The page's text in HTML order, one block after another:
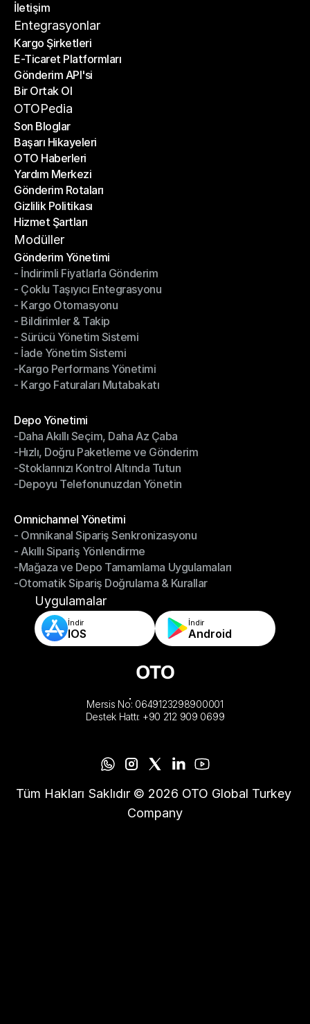
Fiyat Hesaplayıcı
İletişim
İletişim
Entegrasyonlar
Kargo Şirketleri
Kargo Şirketleri
E-Ticaret Platformları
E-Ticaret Platformları
Gönderim API'si
Gönderim API'si
Bir Ortak Ol
Bir Ortak Ol
OTOPedia
Son Bloglar
Son Bloglar
Başarı Hikayeleri
Başarı Hikayeleri
OTO Haberleri
OTO Haberleri
Yardım Merkezi
Yardım Merkezi
Gönderim Rotaları
Gönderim Rotaları
Gizlilik Politikası
Gizlilik Politikası
Hizmet Şartları
Hizmet Şartları
Modüller
Gönderim Yönetimi
Gönderim Yönetimi
- İndirimli Fiyatlarla Gönderim
- İndirimli Fiyatlarla Gönderim
- Çoklu Taşıyıcı Entegrasyonu
- Çoklu Taşıyıcı Entegrasyonu
- Kargo Otomasyonu
- Kargo Otomasyonu
- Bildirimler & Takip
- Bildirimler & Takip
- Sürücü Yönetim Sistemi
- Sürücü Yönetim Sistemi
- İade Yönetim Sistemi
- İade Yönetim Sistemi
-Kargo Performans Yönetimi
-Kargo Performans Yönetimi
- Kargo Faturaları Mutabakatı
Depo Yönetimi
Depo Yönetimi
-Daha Akıllı Seçim, Daha Az Çaba
-Daha Akıllı Seçim, Daha Az Çaba
-Hızlı, Doğru Paketleme ve Gönderim
-Hızlı, Doğru Paketleme ve Gönderim
-Stoklarınızı Kontrol Altında Tutun
-Stoklarınızı Kontrol Altında Tutun
-Depoyu Telefonunuzdan Yönetin
Omnichannel Yönetimi
Omnichannel Yönetimi
- Omnikanal Sipariş Senkronizasyonu
- Omnikanal Sipariş Senkronizasyonu
- Akıllı Sipariş Yönlendirme
- Akıllı Sipariş Yönlendirme
-Mağaza ve Depo Tamamlama Uygulamaları
-Mağaza ve Depo Tamamlama Uygulamaları
-Otomatik Sipariş Doğrulama & Kurallar
-Otomatik Sipariş Doğrulama & Kurallar
Uygulamalar
İndir
IOS
İndir
Android
Mersis No: 0649123298900001
Destek Hattı: +90 212 909 0699
Tüm Hakları Saklıdır © 2026 OTO Global Turkey
Company